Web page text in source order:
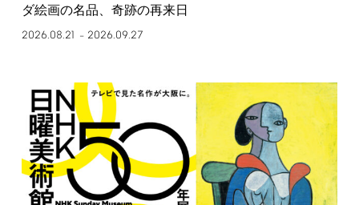
ダ絵画の名品、奇跡の再来日
2026.08.21 – 2026.09.27